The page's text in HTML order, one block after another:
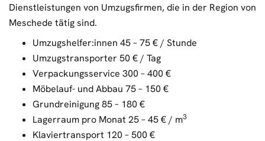
Dienstleistungen von Umzugsfirmen, die in der Region von
Meschede tätig sind.
Umzugshelfer:innen 45 – 75 € / Stunde
Umzugstransporter 50 € / Tag
Verpackungsservice 300 – 400 €
Möbelauf- und Abbau 75 – 150 €
Grundreinigung 85 – 180 €
Lagerraum pro Monat 25 – 45 € / m3
Klaviertransport 120 – 500 €